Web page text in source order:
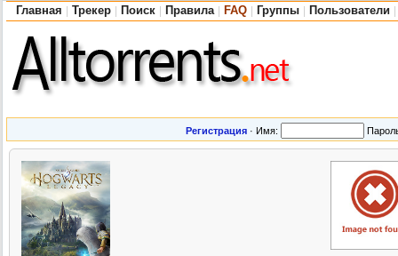
Главная Трекер Поиск Правила FAQ Группы Пользователи
Регистрация · Имя: